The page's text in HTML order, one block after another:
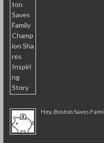
Hey, Boston Saves